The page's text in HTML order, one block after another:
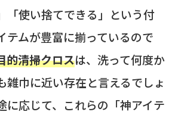
「使い捨てできる」という付
テムが豊富に揃っているので
清掃クロスは、洗って何度か
雑巾に近い存在と言えるでしょ
に応じて、これらの「神アイテ